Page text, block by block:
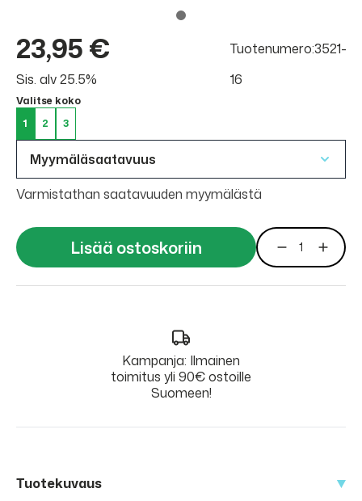
23,95 €
Sis. alv 25.5%
Tuotenumero:3521-
16
Valitse koko
1
2 3
Myymäläsaatavuus
Varmistathan saatavuuden myymälästä
Lisää ostoskoriin
Kampanja: Ilmainen
toimitus yli 90€ ostoille
Suomeen!
Tuotekuvaus